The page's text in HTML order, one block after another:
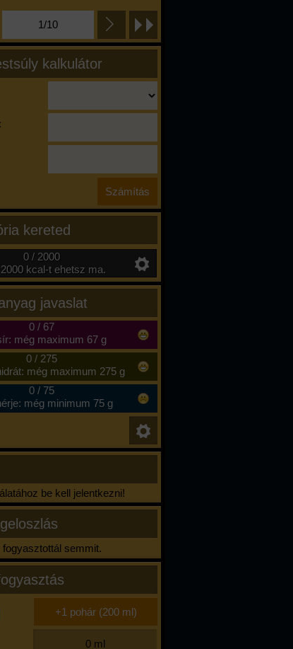
1/10
kalkulátor
kereted
0 / 2000
kcal-t ehetsz ma.
javaslat
0/ 67
még maximum 67 g
0/ 275
még maximum 275 g
0/ 75
még minimum 75 g
be kell jelentkezni!
semmit.